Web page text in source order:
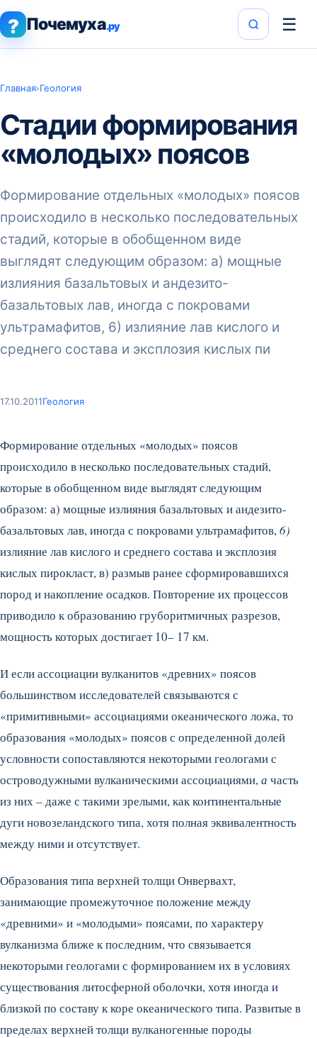
? Почемуха.ру ☰
Главная›Геология
Стадии формирования
«молодых» поясов
Формирование отдельных «молодых» поясов
происходило в несколько последовательных
стадий, которые в обобщенном виде
выглядят следующим образом: а) мощные
излияния базальтовых и андезито-
базальтовых лав, иногда с покровами
ультрамафитов, 6) излияние лав кислого и
среднего состава и эксплозия кислых пи
17.10.2011Геология
Формирование отдельных «молодых» поясов
происходило в несколько последовательных стадий,
которые в обобщенном виде выглядят следующим
образом: а) мощные излияния базальтовых и андезито-
базальтовых лав, иногда с покровами ультрамафитов,6)
излияние лав кислого и среднего состава и эксплозия
кислых пирокласт, в) размыв ранее сформировавшихся
пород и накопление осадков. Повторение их процессов
приводило к образованию груборитмичных разрезов,
мощность которых достигает 10– 17 км.
И если ассоциации вулканитов «древних» поясов
большинством исследователей связываются с
«примитивными» ассоциациями океанического ложа, то
образования «молодых» поясов с определенной долей
условности сопоставляются некоторыми геологами с
островодужными вулканическими ассоциациями,а часть
из них – даже с такими зрелыми, как континентальные
дуги новозеландского типа, хотя полная эквивалентность
между ними и отсутствует.
Образования типа верхней толщи Онвервахт,
занимающие промежуточное положение между
«древними» и «молодыми» поясами, по характеру
вулканизма ближе к последним, что связывается
некоторыми геологами с формированием их в условиях
существования литосферной оболочки, хотя иногда и
близкой по составу к коре океанического типа. Развитые в
пределах верхней толщи вулканогенные породы